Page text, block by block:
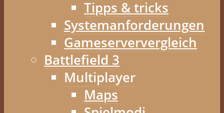
Tipps & tricks
Systemanforderungen
Gameserververgleich
Battlefield 3
Multiplayer
Maps